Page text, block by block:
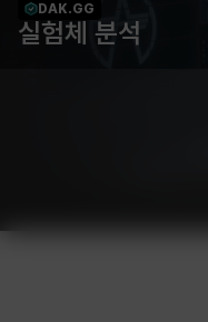
DAK.GG
실험체 분석